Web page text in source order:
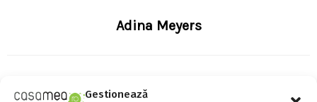
Gestionează
Adina Meyers